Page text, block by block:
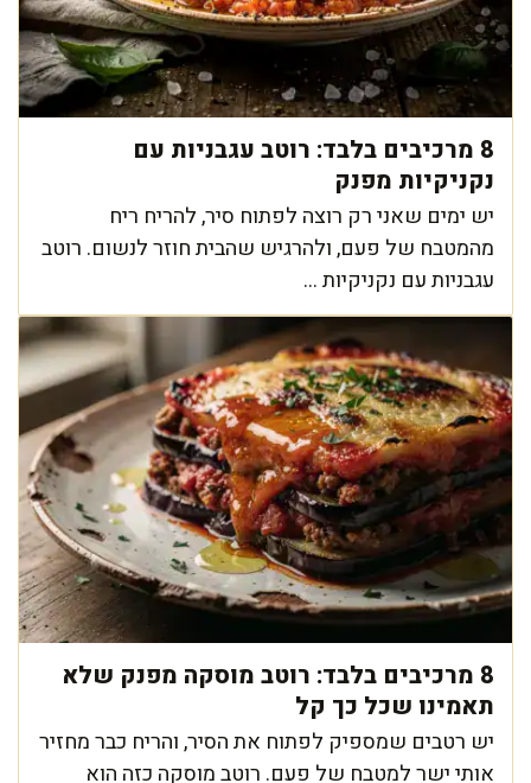
8 מרכיבים בלבד: רוטב עגבניות עם
נקניקיות מפנק
יש ימים שאני רק רוצה לפתוח סיר, להריח ריח
מהמטבח של פעם, ולהרגיש שהבית חוזר לנשום. רוטב
עגבניות עם נקניקיות ...
8 מרכיבים בלבד: רוטב מוסקה מפנק שלא
תאמינו שכל כך קל
יש רטבים שמספיק לפתוח את הסיר, והריח כבר מחזיר
אותי ישר למטבח של פעם. רוטב מוסקה כזה הוא